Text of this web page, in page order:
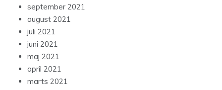
september 2021
august 2021
juli 2021
juni 2021
maj 2021
april 2021
marts 2021